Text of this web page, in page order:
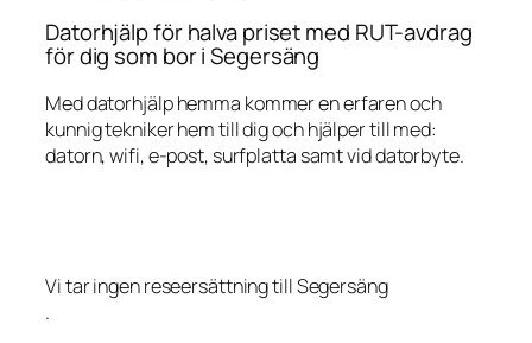
Datorhjälp för halva priset med RUT-avdrag
för dig som bor i Segersäng
Med datorhjälp hemma kommer en erfaren och
kunnig tekniker hem till dig och hjälper till med:
datorn, wifi, e-post, surfplatta samt vid datorbyte.
Vi tar ingen reseersättning till Segersäng
.